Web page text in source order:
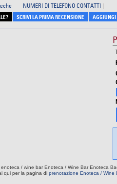
NUMERI DI TELEFONO CONTATTI |
SCRIVI LA PRIMA RECENSIONE
/ wine bar Enoteca / Wine Bar Enoteca
qui per la pagina di prenotazione Enoteca / Wine